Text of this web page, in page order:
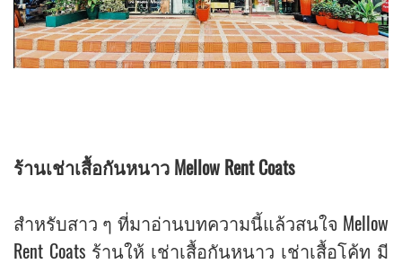
ร้านเช่าเสื้อกันหนาว Mellow Rent Coats
สำหรับสาว ๆ ที่มาอ่านบทความนี้แล้วสนใจ Mellow
Rent Coats ร้านให้ เช่าเสื้อกันหนาว เช่าเสื้อโค้ท มี